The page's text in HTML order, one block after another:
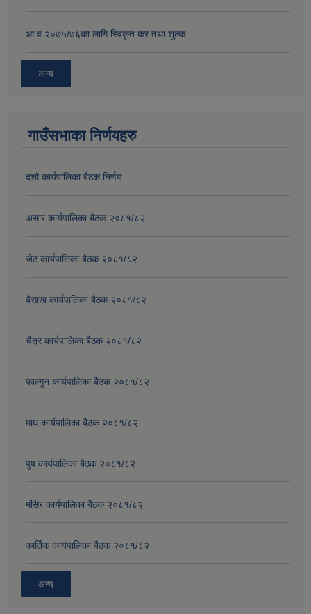
आ.व २०७५/७६का लागि स्विकृत कर तथा शुल्क
अन्य
गाउँसभाका निर्णयहरु
दशौ कार्यपालिका बैठक निर्णय
असार कार्यपालिका बैठक २०८१/८२
जेठ कार्यपालिका बैठक २०८१/८२
बैसाख कार्यपालिका बैठक २०८१/८२
चैत्र कार्यपालिका बैठक २०८१/८२
फाल्गुन कार्यपालिका बैठक २०८१/८२
माघ कार्यपालिका बैठक २०८१/८२
पुष कार्यपालिका बैठक २०८१/८२
मंसिर कार्यपालिका बैठक २०८१/८२
कार्तिक कार्यपालिका बैठक २०८१/८२
अन्य